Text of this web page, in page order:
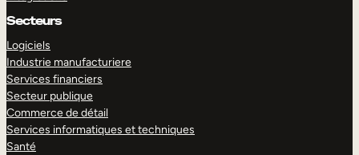
Secteurs
Logiciels
Industrie manufacturiere
Services financiers
Secteur publique
Commerce de détail
Services informatiques et techniques
Santé